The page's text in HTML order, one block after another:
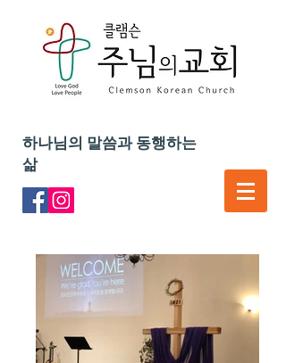
하나님의 말씀과 동행하는
삶